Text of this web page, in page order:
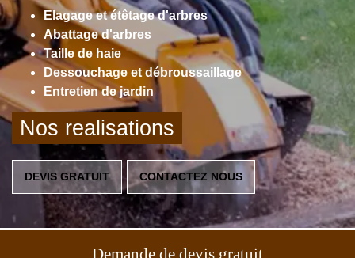
Elagage et étêtage d'arbres
Abattage d'arbres
Taille de haie
Dessouchage et débroussaillage
Entretien de jardin
Nos realisations
DEVIS GRATUIT CONTACTEZ NOUS
Demande de devis gratuit